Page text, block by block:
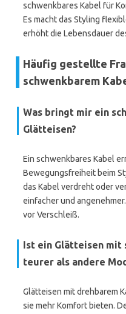
schwenkbares Kabel für
Es macht das Styling
erhöht die Lebensdauer
Häufig gestellte
schwenkbarem
Was bringt mir ein
Glätteisen?
Ein schwenkbares Kabel
Bewegungsfreiheit beim
das Kabel verdreht oder
einfacher und
vor Verschleiß.
Ist ein Glätteisen mit
teurer als andere
Glätteisen mit drehbarem
sie mehr Komfort bieten.